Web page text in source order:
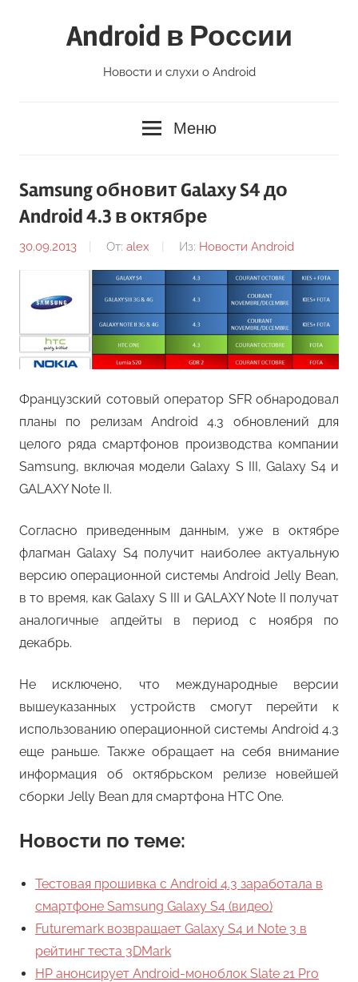
Android в России
Новости и слухи о Android
Меню
Samsung обновит Galaxy S4 до
Android 4.3 в октябре
30.09.2013 От: alex Из: Новости Android
Французский сотовый оператор SFR обнародовал
планы по релизам Android 4.3 обновлений для
целого ряда смартфонов производства компании
Samsung, включая модели Galaxy S III, Galaxy S4 и
GALAXY Note II.
Согласно приведенным данным, уже в октябре
флагман Galaxy S4 получит наиболее актуальную
версию операционной системы Android Jelly Bean,
в то время, как Galaxy S III и GALAXY Note II получат
аналогичные апдейты в период с ноября по
декабрь.
Не исключено, что международные версии
вышеуказанных устройств смогут перейти к
использованию операционной системы Android 4.3
еще раньше. Также обращает на себя внимание
информация об октябрьском релизе новейшей
сборки Jelly Bean для смартфона HTC One.
Новости по теме:
Тестовая прошивка с Android 4.3 заработала в
смартфоне Samsung Galaxy S4 (видео)
Futuremark возвращает Galaxy S4 и Note 3 в
рейтинг теста 3DMark
HP анонсирует Android-моноблок Slate 21 Pro